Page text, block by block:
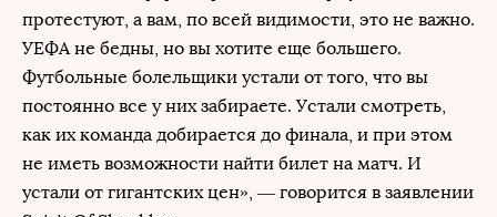
протестуют, а вам, по всей видимости, это не важно.
УЕФА не бедны, но вы хотите еще большего.
Футбольные болельщики устали от того, что вы
постоянно все у них забираете. Устали смотреть,
как их команда добирается до финала, и при этом
не иметь возможности найти билет на матч. И
устали от гигантских цен», — говорится в заявлении